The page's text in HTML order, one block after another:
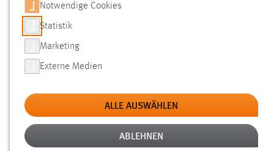
SUCHE
FILTER
Typ
Erstellungsdatum
Notwendige Cookies
Statistik
Marketing
Externe Medien
ALLE AUSWÄHLEN
ABLEHNEN